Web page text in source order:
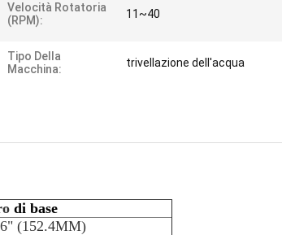
Velocità Rotatoria
(RPM):
11~40
Tipo Della
Macchina:
trivellazione dell'acqua
di base
6" (152.4MM)